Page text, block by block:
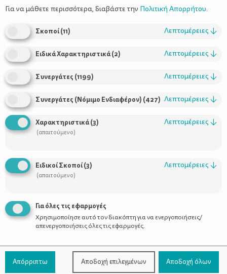
Για να μάθετε περισσότερα, διαβάστε την Πολιτική Απορρήτου.
Σκοποί(11) Λεπτομέρειες ↓
Ειδικά Χαρακτηριστικά(2) Λεπτομέρειες ↓
Συνεργάτες (1199) Λεπτομέρειες ↓
Συνεργάτες (Νόμιμο Ενδιαφέρον) (427) Λεπτομέρειες ↓
Χαρακτηριστικά(3)
(απαιτούμενο)
Λεπτομέρειες ↓
Ειδικοί Σκοποί(3)
(απαιτούμενο)
Λεπτομέρειες ↓
Για όλες τις εφαρμογές
Χρησιμοποίησε αυτό τον διακόπτη για να ενεργοποιήσεις/
απενεργοποιήσεις όλες τις εφαρμογές.
Απόρριπτω Αποδοχή επιλεγμένων Αποδοχή όλων